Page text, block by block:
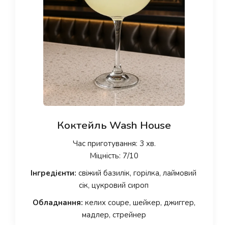
Коктейль Wash House
Час приготування: 3 хв.
Міцність: 7/10
Інгредієнти: свіжий базилік, горілка, лаймовий
сік, цукровий сироп
Обладнання: келих coupe, шейкер, джиггер,
мадлер, стрейнер